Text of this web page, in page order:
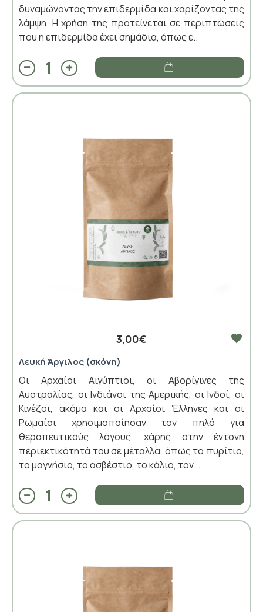
δυναμώνοντας την επιδερμίδα και χαρίζοντας της
λάμψη. Η χρήση της προτείνεται σε περιπτώσεις
που η επιδερμίδα έχει σημάδια, όπως ε..
3,00€
Λευκή Άργιλος (σκόνη)
Οι Αρχαίοι Αιγύπτιοι, οι Αβορίγινες της
Αυστραλίας, οι Ινδιάνοι της Αμερικής, οι Ινδοί, οι
Κινέζοι, ακόμα και οι Αρχαίοι Έλληνες και οι
Ρωμαίοι χρησιμοποίησαν τον πηλό για
θεραπευτικούς λόγους, χάρης στην έντονη
περιεκτικότητά του σε μέταλλα, όπως το πυρίτιο,
το μαγνήσιο, το ασβέστιο, το κάλιο, τον ..